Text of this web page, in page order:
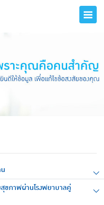
สุขภาพผ่านโรงพยาบาลคู่